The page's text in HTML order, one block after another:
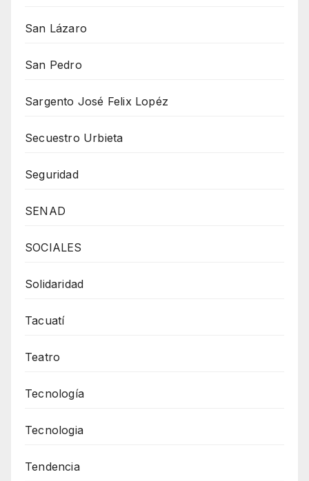
San Lázaro
San Pedro
Sargento José Felix Lopéz
Secuestro Urbieta
Seguridad
SENAD
SOCIALES
Solidaridad
Tacuatí
Teatro
Tecnología
Tecnologia
Tendencia